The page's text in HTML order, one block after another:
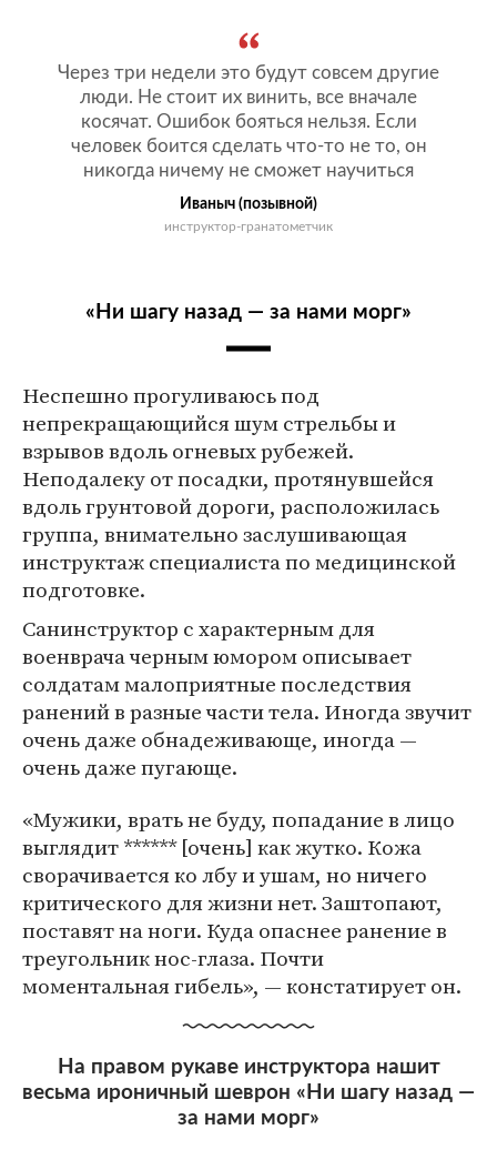
Через три недели это будут совсем другие
люди. Не стоит их винить, все вначале
косячат. Ошибок бояться нельзя. Если
человек боится сделать что-то не то, он
никогда ничему не сможет научиться
Иваныч (позывной)
инструктор-гранатометчик
«Ни шагу назад — за нами морг»
Неспешно прогуливаюсь под
непрекращающийся шум стрельбы и
взрывов вдоль огневых рубежей.
Неподалеку от посадки, протянувшейся
вдоль грунтовой дороги, расположилась
группа, внимательно заслушивающая
инструктаж специалиста по медицинской
подготовке.
Санинструктор с характерным для
военврача черным юмором описывает
солдатам малоприятные последствия
ранений в разные части тела. Иногда звучит
очень даже обнадеживающе, иногда —
очень даже пугающе.
«Мужики, врать не буду, попадание в лицо
выглядит ****** [очень] как жутко. Кожа
сворачивается ко лбу и ушам, но ничего
критического для жизни нет. Заштопают,
поставят на ноги. Куда опаснее ранение в
треугольник нос-глаза. Почти
моментальная гибель», — констатирует он.
На правом рукаве инструктора нашит
весьма ироничный шеврон «Ни шагу назад —
за нами морг»